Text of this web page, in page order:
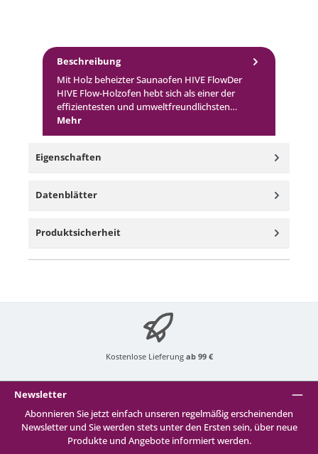
Beschreibung
Mit Holz beheizter Saunaofen HIVE FlowDer
HIVE Flow-Holzofen hebt sich als einer der
effizientesten und umweltfreundlichsten…
Mehr
Eigenschaften
Datenblätter
Produktsicherheit
Kostenlose Lieferung ab 99 €
Newsletter
Abonnieren Sie jetzt einfach unseren regelmäßig erscheinenden
Newsletter und Sie werden stets unter den Ersten sein, über neue
Produkte und Angebote informiert werden.